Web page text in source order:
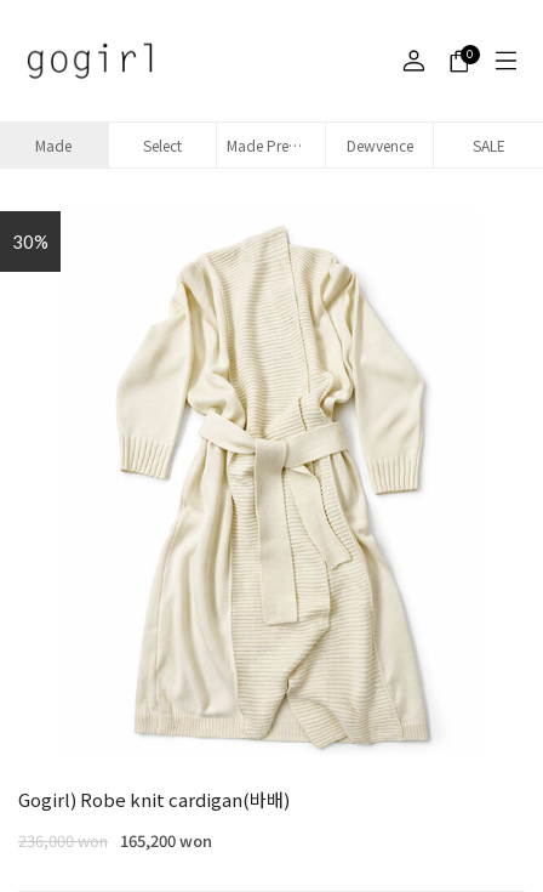
0
Made Select Made Premium denim Dewvence SALE
30%
Gogirl) Robe knit cardigan(바배)
236,000 won 165,200 won